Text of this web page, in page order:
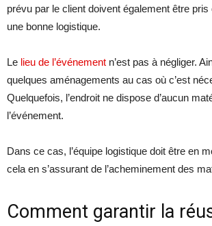
prévu par le client doivent également être
une bonne logistique.
Le lieu de l’événement n’est pas à négliger.
quelques aménagements au cas où c’est
Quelquefois, l’endroit ne dispose d’aucun
l’événement.
Dans ce cas, l’équipe logistique doit être en
cela en s’assurant de l’acheminement des
Comment garantir la